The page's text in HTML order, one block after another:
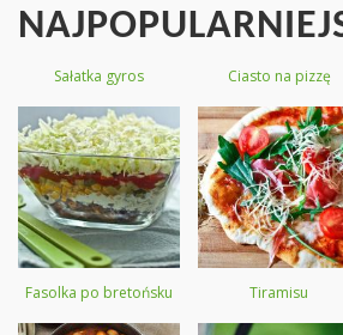
Sałatka gyros Ciasto na pizzę
Fasolka po bretońsku Tiramisu